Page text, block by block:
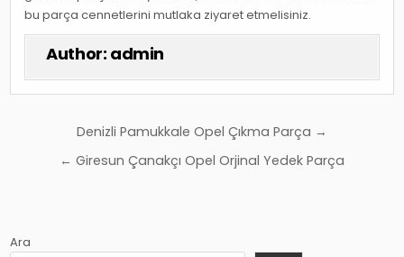
bu parça cennetlerini mutlaka ziyaret etmelisiniz.
Author: admin
gezinmesi
Denizli Pamukkale Opel Çıkma Parça →
← Giresun Çanakçı Opel Orjinal Yedek Parça
Ara